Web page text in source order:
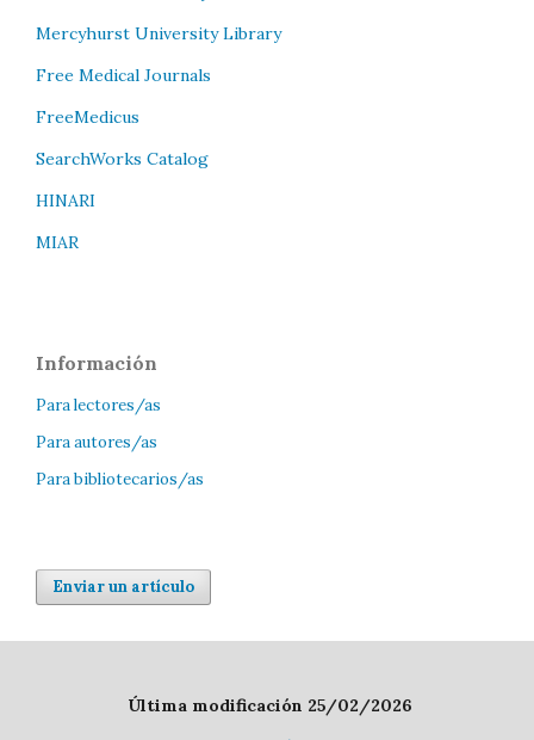
Mercyhurst University Library
Free Medical Journals
FreeMedicus
SearchWorks Catalog
HINARI
MIAR
Información
Para lectores/as
Para autores/as
Para bibliotecarios/as
Enviar un artículo
Última modificación 25/02/2026